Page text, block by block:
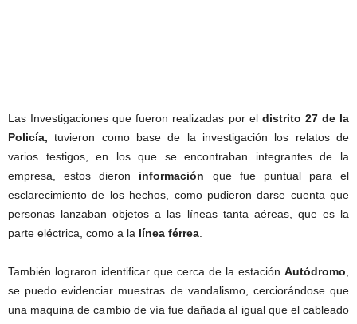
Las Investigaciones que fueron realizadas por el distrito 27 de la
Policía, tuvieron como base de la investigación los relatos de
varios testigos, en los que se encontraban integrantes de la
empresa, estos dieron información que fue puntual para el
esclarecimiento de los hechos, como pudieron darse cuenta que
personas lanzaban objetos a las líneas tanta aéreas, que es la
parte eléctrica, como a la línea férrea
También lograron identificar que cerca de la estación Autódromo
se puedo evidenciar muestras de vandalismo, cerciorándose que
una maquina de cambio de vía fue dañada al igual que el cableado